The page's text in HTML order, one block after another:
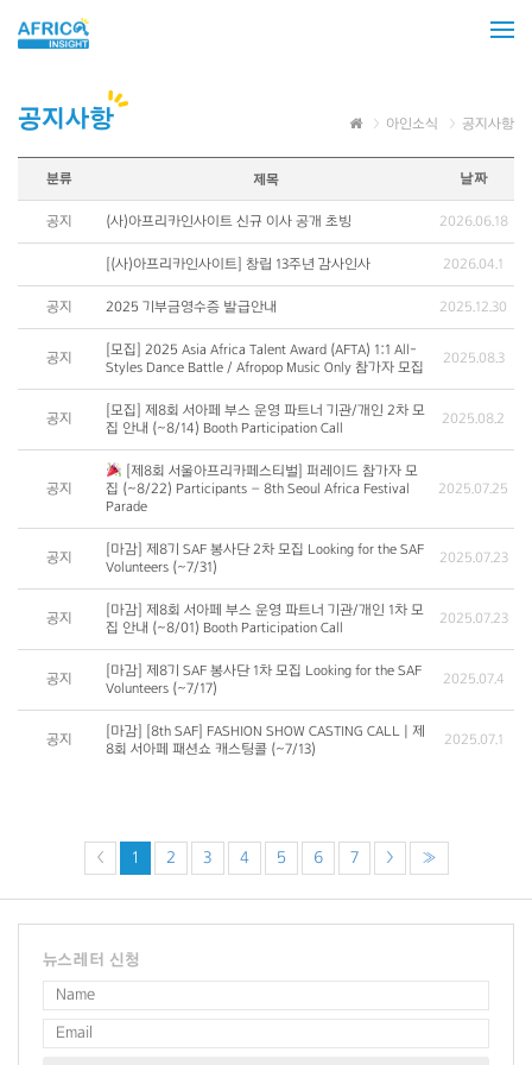
공지사항 아인소식 공지사항
분류 제목 날짜
공지 (사)아프리카인사이트 신규 이사 공개 초빙 2026.06.18
[(사)아프리카인사이트] 창립 13주년 감사인사 2026.04.1
공지 2025 기부금영수증 발급안내 2025.12.30
공지
[모집] 2025 Asia Africa Talent Award (AFTA) 1:1 All-
Styles Dance Battle / Afropop Music Only 참가자 모집
2025.08.3
공지
[모집] 제8회 서아페 부스 운영 파트너 기관/개인 2차 모
집 안내 (~8/14) Booth Participation Call
2025.08.2
공지
[제8회 서울아프리카페스티벌] 퍼레이드 참가자 모
집 (~8/22) Participants – 8th Seoul Africa Festival
Parade
2025.07.25
공지
[마감] 제8기 SAF 봉사단 2차 모집 Looking for the SAF
Volunteers (~7/31)
2025.07.23
공지
[마감] 제8회 서아페 부스 운영 파트너 기관/개인 1차 모
집 안내 (~8/01) Booth Participation Call
2025.07.23
공지
[마감] 제8기 SAF 봉사단 1차 모집 Looking for the SAF
Volunteers (~7/17)
2025.07.4
공지
[마감] [8th SAF] FASHION SHOW CASTING CALL | 제
8회 서아페 패션쇼 캐스팅콜 (~7/13)
2025.07.1
< 1 2 3 4 5 6 7 > »
뉴스레터 신청